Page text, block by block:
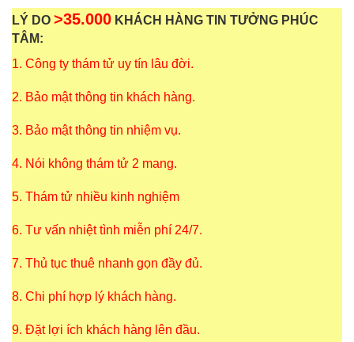
LÝ DO >35.000 KHÁCH HÀNG TIN TƯỞNG PHÚC
TÂM:
1. Công ty thám tử uy tín lâu đời.
2. Bảo mật thông tin khách hàng.
3. Bảo mật thông tin nhiệm vụ.
4. Nói không thám tử 2 mang.
5. Thám tử nhiều kinh nghiệm
6. Tư vấn nhiệt tình miễn phí 24/7.
7. Thủ tục thuê nhanh gọn đầy đủ.
8. Chi phí hợp lý khách hàng.
9. Đặt lợi ích khách hàng lên đầu.